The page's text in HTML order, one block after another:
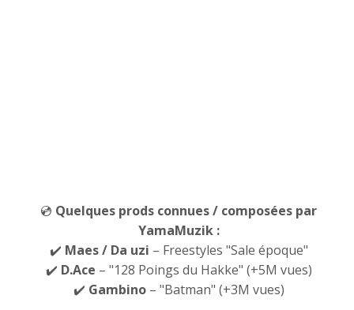
💿 Quelques prods connues / composées par
YamaMuzik :
✔️ Maes / Da uzi – Freestyles "Sale époque"
✔️ D.Ace – "128 Poings du Hakke" (+5M vues)
✔️ Gambino– "Batman" (+3M vues)